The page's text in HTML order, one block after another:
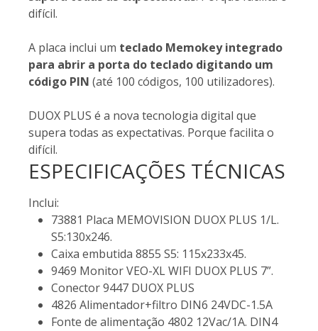
difícil.
A placa inclui um teclado Memokey integrado
para abrir a porta do teclado digitando um
código PIN (até 100 códigos, 100 utilizadores).
DUOX PLUS é a nova tecnologia digital que
supera todas as expectativas. Porque facilita o
difícil.
ESPECIFICAÇÕES TÉCNICAS
Inclui:
73881 Placa MEMOVISION DUOX PLUS 1/L.
S5:130x246.
Caixa embutida 8855 S5: 115x233x45.
9469 Monitor VEO-XL WIFI DUOX PLUS 7”.
Conector 9447 DUOX PLUS
4826 Alimentador+filtro DIN6 24VDC-1.5A
Fonte de alimentação 4802 12Vac/1A. DIN4